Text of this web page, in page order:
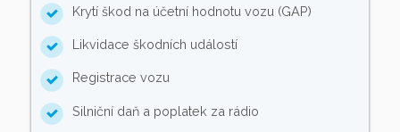
Krytí škod na účetní hodnotu vozu (GAP)
Likvidace škodních událostí
Registrace vozu
Silniční daň a poplatek za rádio